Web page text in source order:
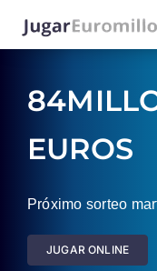
EUROS
Próximo sorteo
JUGAR ONLINE